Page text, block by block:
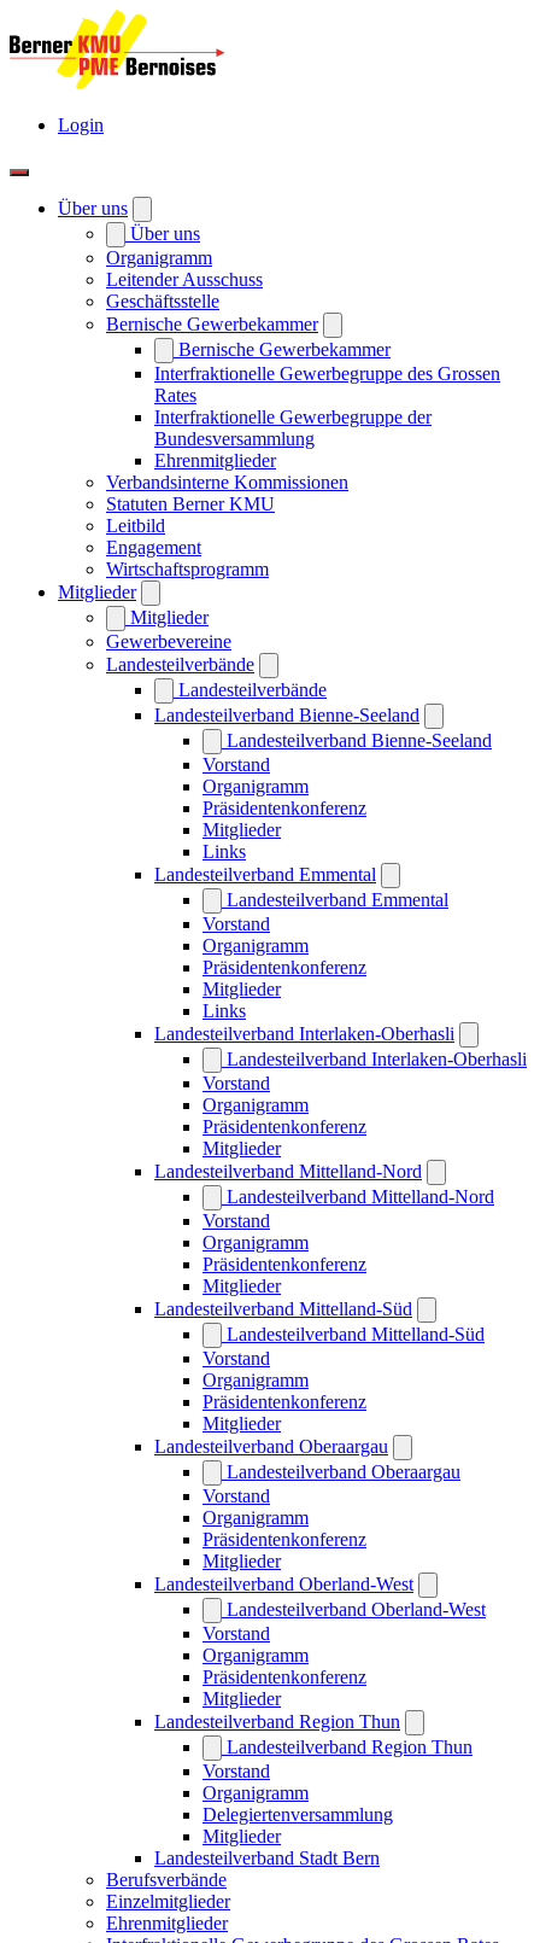
Login
Über uns
Über uns
Organigramm
Leitender Ausschuss
Geschäftsstelle
Bernische Gewerbekammer
Bernische Gewerbekammer
Interfraktionelle Gewerbegruppe des Grossen
Rates
Interfraktionelle Gewerbegruppe der
Bundesversammlung
Ehrenmitglieder
Verbandsinterne Kommissionen
Statuten Berner KMU
Leitbild
Engagement
Wirtschaftsprogramm
Mitglieder
Mitglieder
Gewerbevereine
Landesteilverbände
Landesteilverbände
Landesteilverband Bienne-Seeland
Landesteilverband Bienne-Seeland
Vorstand
Organigramm
Präsidentenkonferenz
Mitglieder
Links
Landesteilverband Emmental
Landesteilverband Emmental
Vorstand
Organigramm
Präsidentenkonferenz
Mitglieder
Links
Landesteilverband Interlaken-Oberhasli
Landesteilverband Interlaken-Oberhasli
Vorstand
Organigramm
Präsidentenkonferenz
Mitglieder
Landesteilverband Mittelland-Nord
Landesteilverband Mittelland-Nord
Vorstand
Organigramm
Präsidentenkonferenz
Mitglieder
Landesteilverband Mittelland-Süd
Landesteilverband Mittelland-Süd
Vorstand
Organigramm
Präsidentenkonferenz
Mitglieder
Landesteilverband Oberaargau
Landesteilverband Oberaargau
Vorstand
Organigramm
Präsidentenkonferenz
Mitglieder
Landesteilverband Oberland-West
Landesteilverband Oberland-West
Vorstand
Organigramm
Präsidentenkonferenz
Mitglieder
Landesteilverband Region Thun
Landesteilverband Region Thun
Vorstand
Organigramm
Delegiertenversammlung
Mitglieder
Landesteilverband Stadt Bern
Berufsverbände
Einzelmitglieder
Ehrenmitglieder